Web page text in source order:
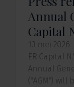
Annual
Capital
13 mei 2026
ER Capital
Annual
("AGM") will